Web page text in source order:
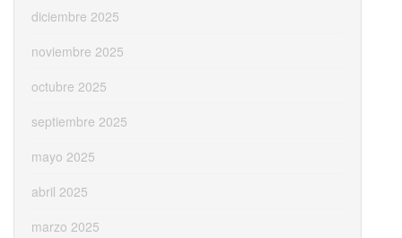
diciembre 2025
noviembre 2025
octubre 2025
septiembre 2025
mayo 2025
abril 2025
marzo 2025